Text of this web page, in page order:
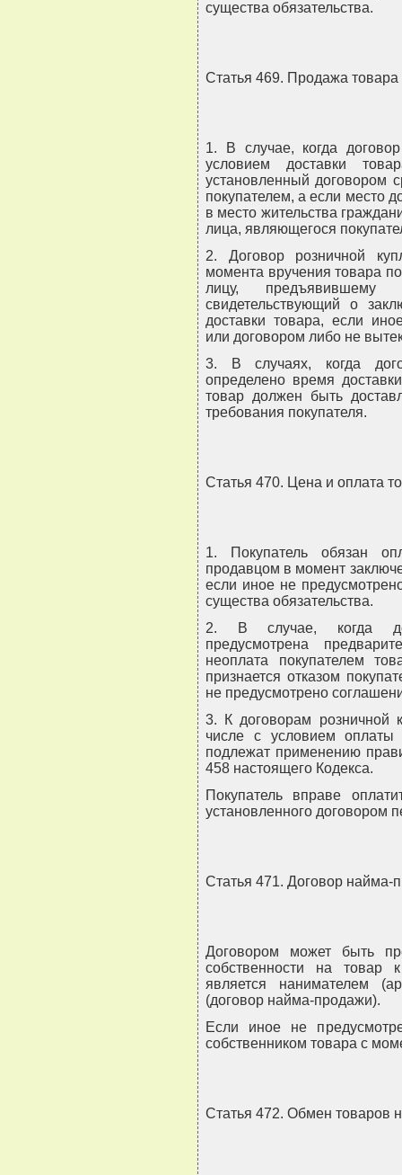
существа обязательства.
Статья 469. Продажа товара
1. В случае, когда
условием доставки
установленный договором
покупателем, а если место
в место жительства
лица, являющегося
2. Договор розничной
момента вручения товара
лицу,
свидетельствующий о
доставки товара, если
или договором либо не
3. В случаях, когда
определено время
товар должен быть
требования покупателя.
Статья 470. Цена и оплата
1. Покупатель обязан
продавцом в момент
если иное не
существа обязательства.
2. В случае, когда
предусмотрена
неоплата покупателем
признается отказом
не предусмотрено
3. К договорам розничной
числе с условием оплаты
подлежат применению
458 настоящего Кодекса.
Покупатель вправе
установленного договором
Статья 471. Договор найма-
Договором может быть
собственности на товар
является нанимателем
(договор найма-продажи).
Если иное не
собственником товара с
Статья 472. Обмен товаров